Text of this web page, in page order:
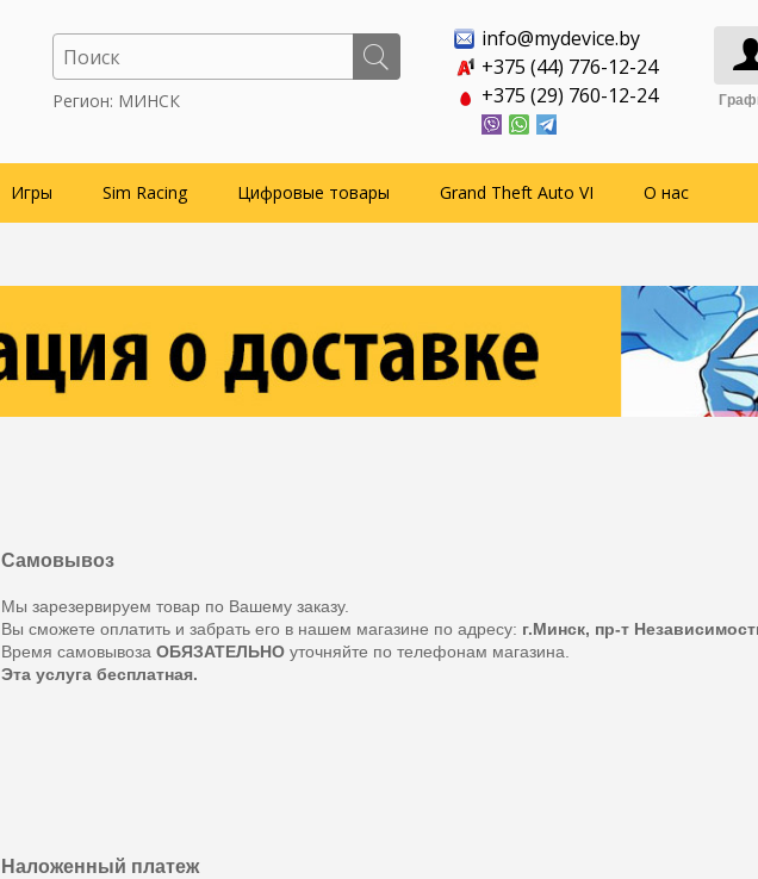
Регион: МИНСК
info@mydevice.by
+375 (44) 776-12-24
+375 (29) 760-12-24
Игры Sim Racing Цифровые товары Grand Theft Auto VI О нас
Cамовывоз
Мы зарезервируем товар по Вашему заказу.
Вы сможете оплатить и забрать его в нашем магазине по адресу: г.Минск, пр-т
Время самовывоза ОБЯЗАТЕЛЬНО уточняйте по телефонам магазина.
Эта услуга бесплатная.
Наложенный платеж